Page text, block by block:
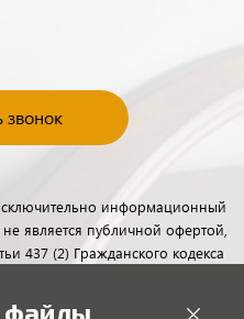
звонок
информационный
является публичной офертой,
437 (2) Гражданского кодекса
файлы